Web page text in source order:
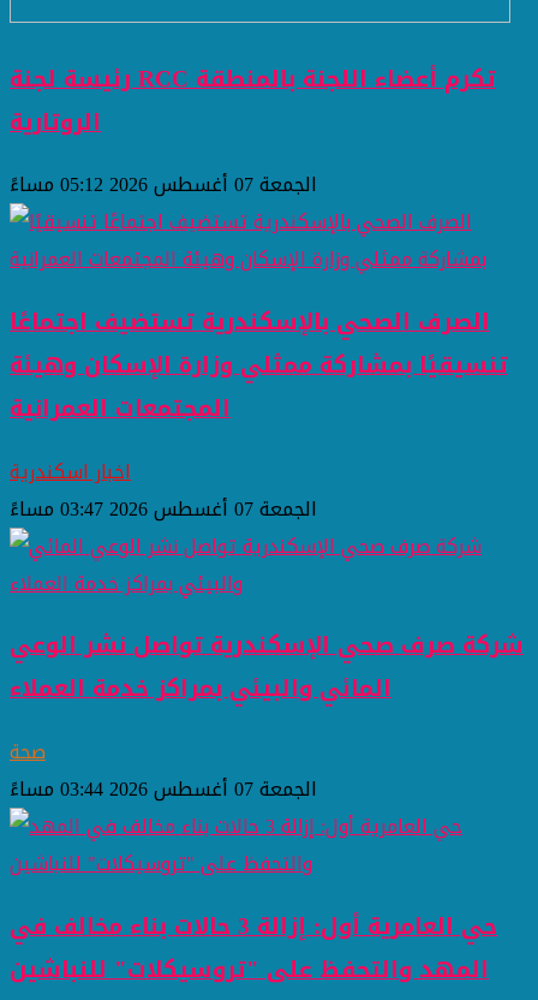
رئيسة لجنة RCC تكرم أعضاء اللجنة بالمنطقة
الروتارية
الجمعة 07 أغسطس 2026 05:12 مساءً
الصرف الصحي بالإسكندرية تستضيف اجتماعًا
تنسيقيًا بمشاركة ممثلي وزارة الإسكان وهيئة
المجتمعات العمرانية
اخبار اسكندرية
الجمعة 07 أغسطس 2026 03:47 مساءً
شركة صرف صحي الإسكندرية تواصل نشر الوعي
المائي والبيئي بمراكز خدمة العملاء
صحة
الجمعة 07 أغسطس 2026 03:44 مساءً
حي العامرية أول: إزالة 3 حالات بناء مخالف في
المهد والتحفظ على "تروسيكلات" للنباشين